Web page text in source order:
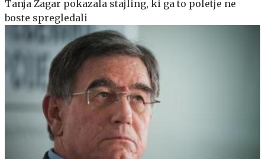
Tanja Žagar pokazala stajling, ki ga to poletje ne
boste spregledali